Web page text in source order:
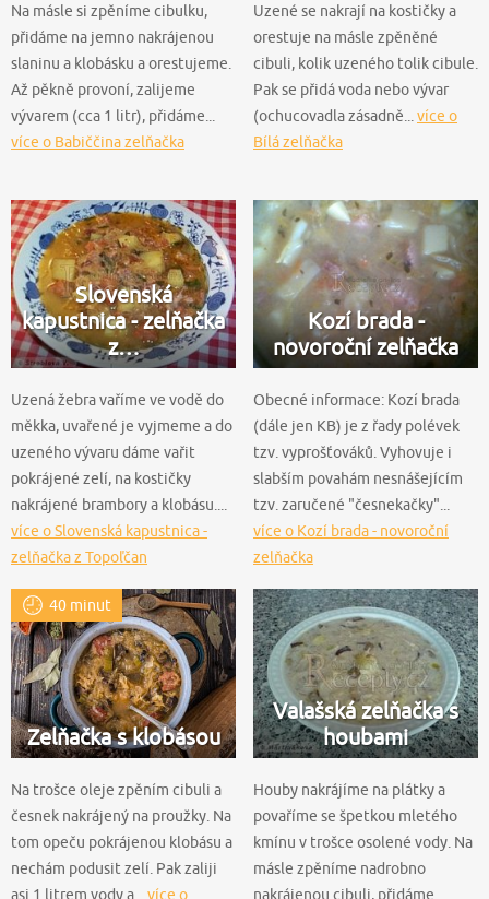
Na másle si zpěníme cibulku,
přidáme na jemno nakrájenou
slaninu a klobásku a orestujeme.
Až pěkně provoní, zalijeme
vývarem (cca 1 litr), přidáme...
více o Babiččina zelňačka
Uzené se nakrají na kostičky a
orestuje na másle zpěněné
cibuli, kolik uzeného tolik cibule.
Pak se přidá voda nebo vývar
(ochucovadla zásadně... více o
Bílá zelňačka
Slovenská
kapustnica - zelňačka
z…
Uzená žebra vaříme ve vodě do
měkka, uvařené je vyjmeme a do
uzeného vývaru dáme vařit
pokrájené zelí, na kostičky
nakrájené brambory a klobásu....
více o Slovenská kapustnica -
zelňačka z Topoľčan
Kozí brada -
novoroční zelňačka
Obecné informace: Kozí brada
(dále jen KB) je z řady polévek
tzv. vyprošťováků. Vyhovuje i
slabším povahám nesnášejícím
tzv. zaručené "česnekačky"...
více o Kozí brada - novoroční
zelňačka
40 minut
Zelňačka s klobásou
Na trošce oleje zpěním cibuli a
česnek nakrájený na proužky. Na
tom opeču pokrájenou klobásu a
nechám podusit zelí. Pak zaliji
asi 1 litrem vody a... více o
Valašská zelňačka s
houbami
Houby nakrájíme na plátky a
povaříme se špetkou mletého
kmínu v trošce osolené vody. Na
másle zpěníme nadrobno
nakrájenou cibuli, přidáme